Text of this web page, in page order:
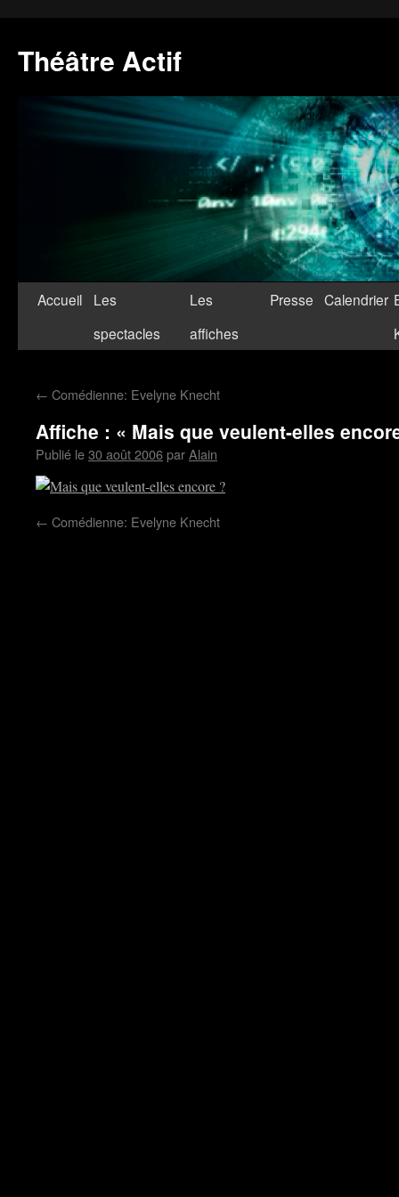
Théâtre Actif
Accueil
Les
spectacles
Les
affiches
Presse Calendrier
← Comédienne: Evelyne Knecht
Affiche : « Mais que veulent-elles
Publié le30 août 2006parAlain
← Comédienne: Evelyne Knecht